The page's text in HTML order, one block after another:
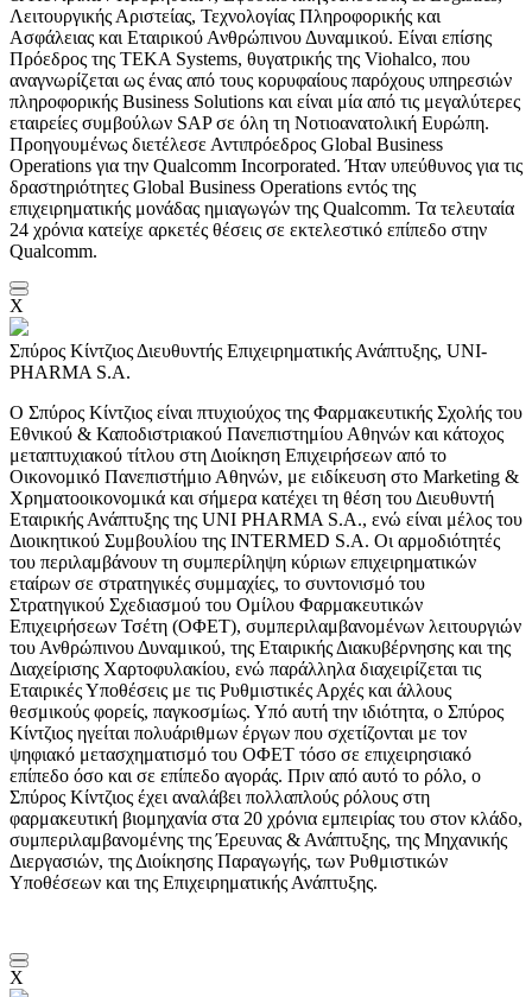
Λειτουργικής Αριστείας, Τεχνολογίας Πληροφορικής και
Ασφάλειας και Εταιρικού Ανθρώπινου Δυναμικού. Είναι επίσης
Πρόεδρος της TEKA Systems, θυγατρικής της Viohalco, που
αναγνωρίζεται ως ένας από τους κορυφαίους παρόχους υπηρεσιών
πληροφορικής Business Solutions και είναι μία από τις μεγαλύτερες
εταιρείες συμβούλων SAP σε όλη τη Νοτιοανατολική Ευρώπη.
Προηγουμένως διετέλεσε Αντιπρόεδρος Global Business
Operations για την Qualcomm Incorporated. Ήταν υπεύθυνος για τις
δραστηριότητες Global Business Operations εντός της
επιχειρηματικής μονάδας ημιαγωγών της Qualcomm. Τα τελευταία
24 χρόνια κατείχε αρκετές θέσεις σε εκτελεστικό επίπεδο στην
Qualcomm.
X
Σπύρος Κίντζιος Διευθυντής Επιχειρηματικής Ανάπτυξης, UNI-
PHARMA S.A.
Ο Σπύρος Κίντζιος είναι πτυχιούχος της Φαρμακευτικής Σχολής του
Εθνικού & Καποδιστριακού Πανεπιστημίου Αθηνών και κάτοχος
μεταπτυχιακού τίτλου στη Διοίκηση Επιχειρήσεων από το
Οικονομικό Πανεπιστήμιο Αθηνών, με ειδίκευση στο Marketing &
Χρηματοοικονομικά και σήμερα κατέχει τη θέση του Διευθυντή
Εταιρικής Ανάπτυξης της UNI PHARMA S.A., ενώ είναι μέλος του
Διοικητικού Συμβουλίου της INTERMED S.A. Οι αρμοδιότητές
του περιλαμβάνουν τη συμπερίληψη κύριων επιχειρηματικών
εταίρων σε στρατηγικές συμμαχίες, το συντονισμό του
Στρατηγικού Σχεδιασμού του Ομίλου Φαρμακευτικών
Επιχειρήσεων Τσέτη (ΟΦΕΤ), συμπεριλαμβανομένων λειτουργιών
του Ανθρώπινου Δυναμικού, της Εταιρικής Διακυβέρνησης και της
Διαχείρισης Χαρτοφυλακίου, ενώ παράλληλα διαχειρίζεται τις
Εταιρικές Υποθέσεις με τις Ρυθμιστικές Αρχές και άλλους
θεσμικούς φορείς, παγκοσμίως. Υπό αυτή την ιδιότητα, ο Σπύρος
Κίντζιος ηγείται πολυάριθμων έργων που σχετίζονται με τον
ψηφιακό μετασχηματισμό του ΟΦΕΤ τόσο σε επιχειρησιακό
επίπεδο όσο και σε επίπεδο αγοράς. Πριν από αυτό το ρόλο, ο
Σπύρος Κίντζιος έχει αναλάβει πολλαπλούς ρόλους στη
φαρμακευτική βιομηχανία στα 20 χρόνια εμπειρίας του στον κλάδο,
συμπεριλαμβανομένης της Έρευνας & Ανάπτυξης, της Μηχανικής
Διεργασιών, της Διοίκησης Παραγωγής, των Ρυθμιστικών
Υποθέσεων και της Επιχειρηματικής Ανάπτυξης.
X